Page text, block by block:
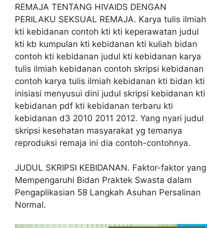
REMAJA TENTANG HIVAIDS DENGAN
PERILAKU SEKSUAL REMAJA. Karya tulis ilmiah
kti kebidanan contoh kti kti keperawatan judul
kti kb kumpulan kti kebidanan kti kuliah bidan
contoh kti kebidanan judul kti kebidanan karya
tulis ilmiah kebidanan contoh skripsi kebidanan
contoh karya tulis ilmiah kebidanan kti bidan kti
inisiasi menyusui dini judul skripsi kebidanan kti
kebidanan pdf kti kebidanan terbaru kti
kebidanan d3 2010 2011 2012. Yang nyari judul
skripsi kesehatan masyarakat yg temanya
reproduksi remaja ini dia contoh-contohnya.
JUDUL SKRIPSI KEBIDANAN. Faktor-faktor yang
Mempengaruhi Bidan Praktek Swasta dalam
Pengaplikasian 58 Langkah Asuhan Persalinan
Normal.